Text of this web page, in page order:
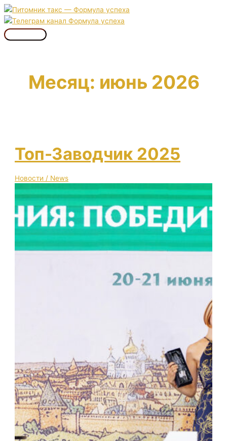
Перейти
к
содержимому
Главное
Месяц: июнь 2026
Топ-Заводчик 2025
Новости / News